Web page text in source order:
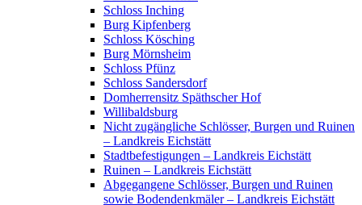
Schloss Inching
Burg Kipfenberg
Schloss Kösching
Burg Mörnsheim
Schloss Pfünz
Schloss Sandersdorf
Domherrensitz Späthscher Hof
Willibaldsburg
Nicht zugängliche Schlösser, Burgen und Ruinen
– Landkreis Eichstätt
Stadtbefestigungen – Landkreis Eichstätt
Ruinen – Landkreis Eichstätt
Abgegangene Schlösser, Burgen und Ruinen
sowie Bodendenkmäler – Landkreis Eichstätt